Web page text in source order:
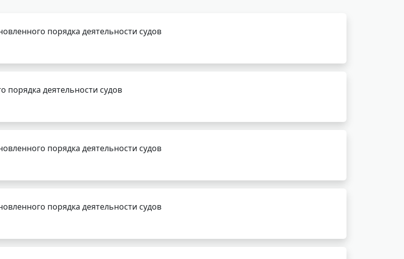
порядка деятельности судов
порядка деятельности судов
порядка деятельности судов
порядка деятельности судов